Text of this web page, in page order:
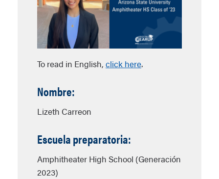
To read in English, click here.
Nombre:
Lizeth Carreon
Escuela preparatoria:
Amphitheater High School (Generación
2023)